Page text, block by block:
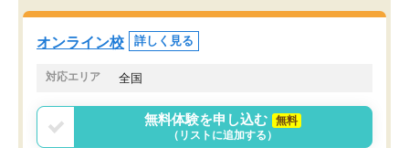
オンライン校 詳しく見る
対応エリア 全国
無料体験を申し込む
無料
（リストに追加する）